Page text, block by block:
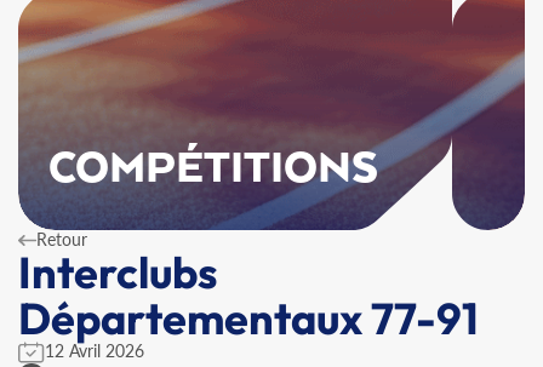
COMPÉTITIONS
Retour
Interclubs
Départementaux 77-91
12 Avril 2026